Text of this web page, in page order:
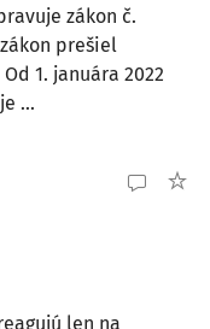
zákon č.
prešiel
1. januára 2022
...
len na